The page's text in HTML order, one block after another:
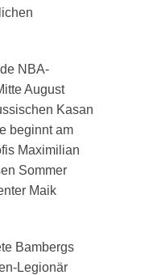
NBA-
August
Kasan
beginnt am
Maximilian
Sommer
Maik
Bambergs
Legionär